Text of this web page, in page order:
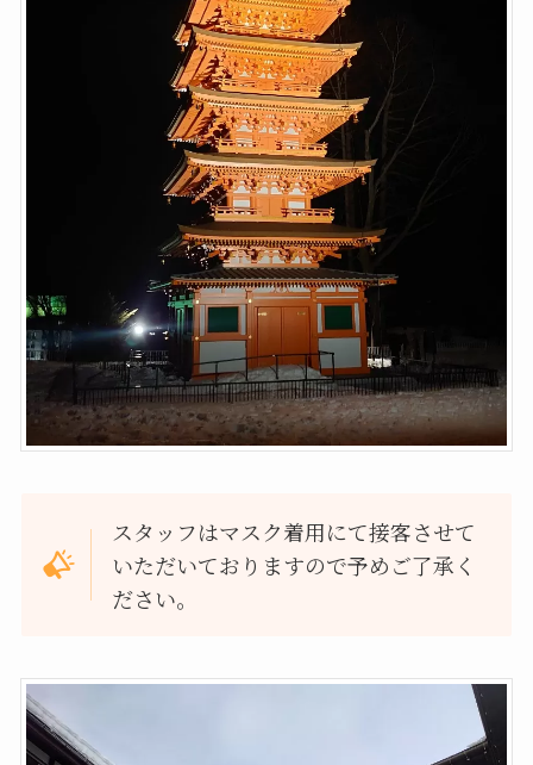
スタッフはマスク着用にて接客させて
いただいておりますので予めご了承く
ださい。